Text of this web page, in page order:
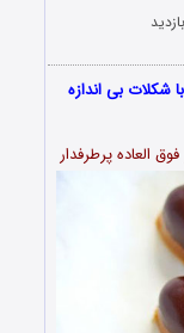
شکلات بی اندازه
العاده پرطرفدار